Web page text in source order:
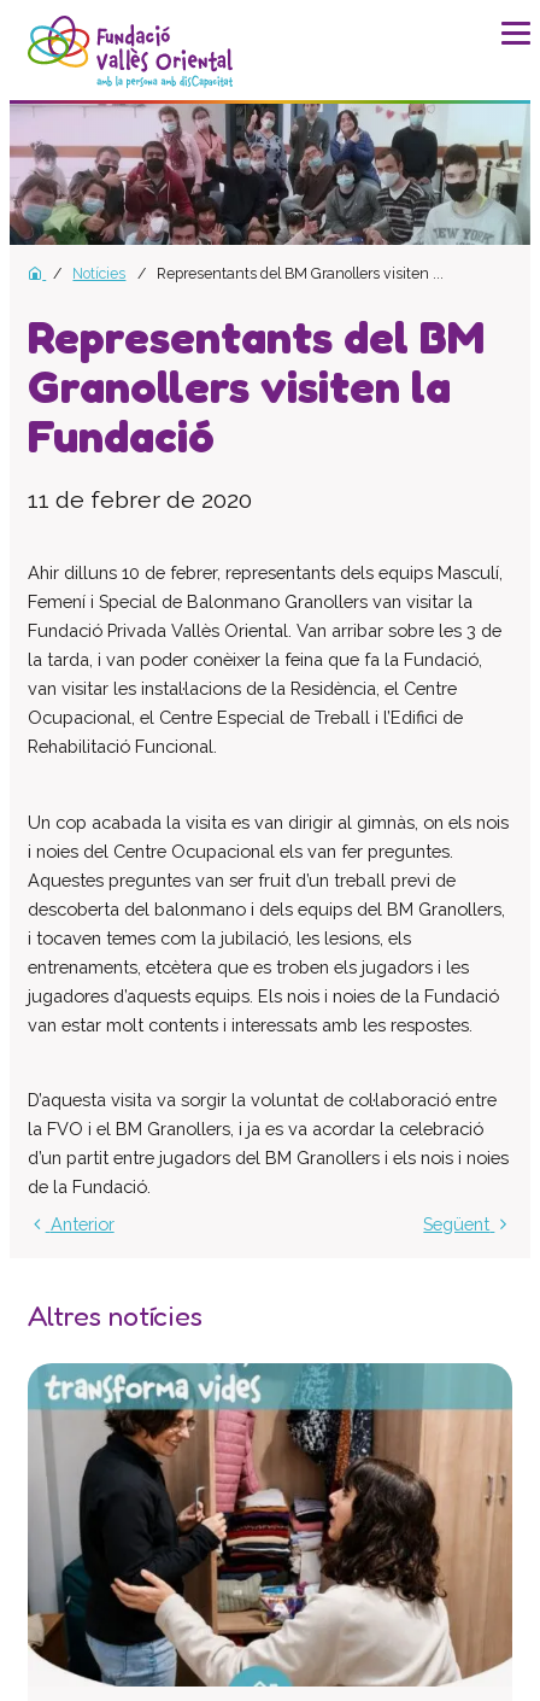
La fundació
Història
Missió, visió i valors
Distincions i entitats
Model de qualitat
Memòries
Documents
Transparència
Pla estratègic
El patronat
Organigrama de l’entitat
Contractes establerts amb l’administració
Convenis subscrits amb l’administració
concedides
Associació de Famílies
Retribucions percebudes pels màxims
responsables de l’entitat
Serveis a persones
Formació
Centre Ocupacional
Centre d’atenció especialitzada
Servei d’habitatge
Casa Empúries
Manipulats Industrials
Neteja
Bugaderia
Càtering
Serveis Generals
Pràctiques i inserció laboral
Assessorament LGD i RSC
Equip multidisciplinari de suport
Col·labora
Voluntaris
Notícies Representants del BM Granollers visiten ...
Representants del BM
Granollers visiten la
Fundació
11 de febrer de 2020
Ahir dilluns 10 de febrer, representants dels equips Masculí,
Femení i Special de Balonmano Granollers van visitar la
Fundació Privada Vallès Oriental. Van arribar sobre les 3 de
la tarda, i van poder conèixer la feina que fa la Fundació,
van visitar les instal·lacions de la Residència, el Centre
Ocupacional, el Centre Especial de Treball i l’Edifici de
Rehabilitació Funcional.
Un cop acabada la visita es van dirigir al gimnàs, on els nois
i noies del Centre Ocupacional els van fer preguntes.
Aquestes preguntes van ser fruit d’un treball previ de
descoberta del balonmano i dels equips del BM Granollers,
i tocaven temes com la jubilació, les lesions, els
entrenaments, etcètera que es troben els jugadors i les
jugadores d’aquests equips. Els nois i noies de la Fundació
van estar molt contents i interessats amb les respostes.
D’aquesta visita va sorgir la voluntat de col·laboració entre
la FVO i el BM Granollers, i ja es va acordar la celebració
d’un partit entre jugadors del BM Granollers i els nois i noies
de la Fundació.
Anterior
Següent
Altres notícies